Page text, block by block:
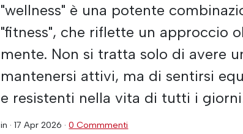
"wellness" è una potente
"fitness", che riflette un approccio
mente. Non si tratta solo di avere
mantenersi attivi, ma di sentirsi
e resistenti nella vita di tutti i
in ·17 Apr 2026 ·0 Commmenti